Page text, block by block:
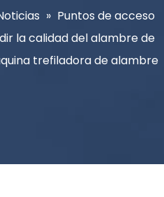
» Puntos de acceso
la calidad del alambre de
trefiladora de alambre